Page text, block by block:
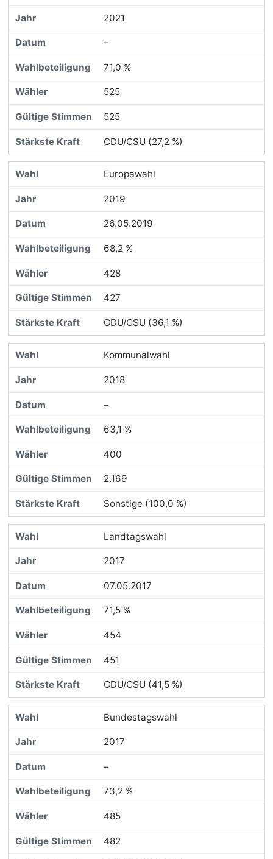
2021
–
71,0 %
525
525
CDU/CSU (27,2 %)
Europawahl
2019
26.05.2019
68,2 %
428
427
CDU/CSU (36,1 %)
Kommunalwahl
2018
–
63,1 %
400
2.169
Sonstige (100,0 %)
Landtagswahl
2017
07.05.2017
71,5 %
454
451
CDU/CSU (41,5 %)
Bundestagswahl
2017
–
73,2 %
485
482